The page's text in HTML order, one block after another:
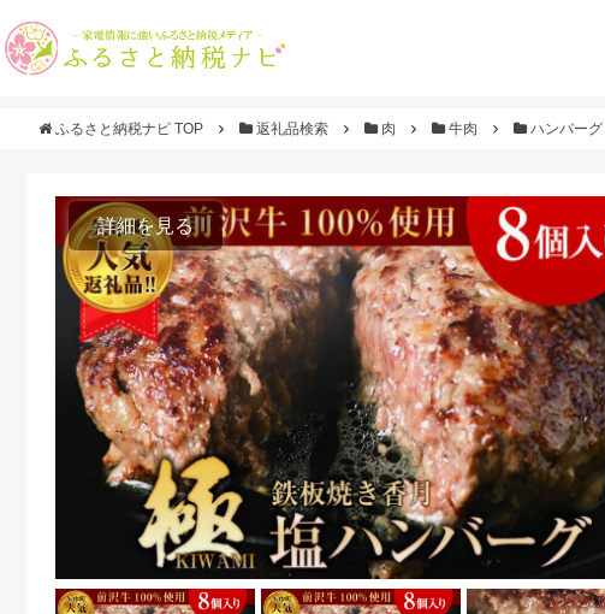
ふるさと納税ナビ TOP 返礼品検索 肉 牛肉 ハンバーグ
詳細を見る